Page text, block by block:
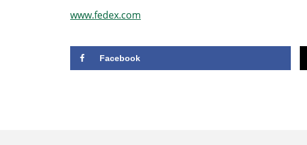
www.fedex.com
Facebook